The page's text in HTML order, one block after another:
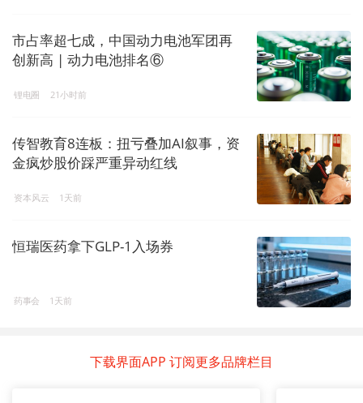
市占率超七成，中国动力电池军团再
创新高 | 动力电池排名⑥
锂电圈 21小时前
传智教育8连板：扭亏叠加AI叙事，资
金疯炒股价踩严重异动红线
资本风云 1天前
恒瑞医药拿下GLP-1入场券
药事会 1天前
下载界面APP 订阅更多品牌栏目